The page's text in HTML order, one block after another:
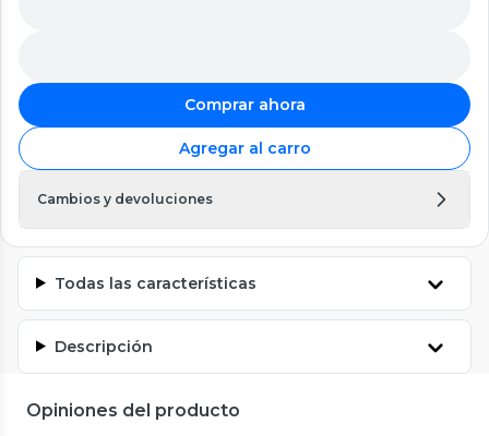
Comprar ahora
Agregar al carro
Cambios y devoluciones
Todas las características
Descripción
Opiniones del producto